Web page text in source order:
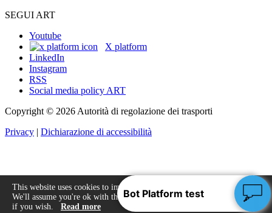
SEGUI ART
Youtube
X platform
LinkedIn
Instagram
RSS
Social media policy ART
Copyright © 2026 Autorità di regolazione dei trasporti
Privacy | Dichiarazione di accessibilità
This website uses cookies to improve your experience.
We'll assume you're ok with this, but you can opt-out
if you wish. Read more
Accept